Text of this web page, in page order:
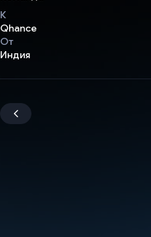
К
Qhance
От
Индия